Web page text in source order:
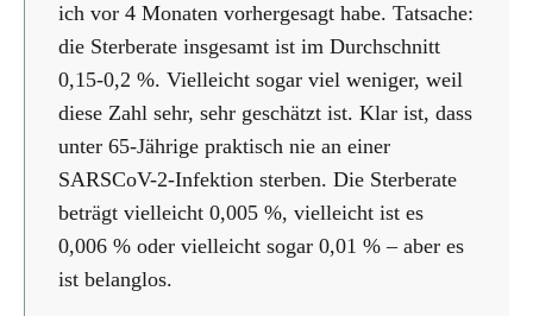
ich vor 4 Monaten vorhergesagt habe. Tatsache:
die Sterberate insgesamt ist im Durchschnitt
0,15-0,2 %. Vielleicht sogar viel weniger, weil
diese Zahl sehr, sehr geschätzt ist. Klar ist, dass
unter 65-Jährige praktisch nie an einer
SARSCoV-2-Infektion sterben. Die Sterberate
beträgt vielleicht 0,005 %, vielleicht ist es
0,006 % oder vielleicht sogar 0,01 % – aber es
ist belanglos.